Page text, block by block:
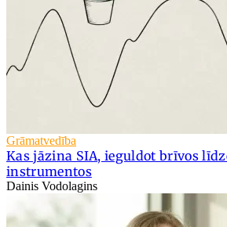
Grāmatvedība
Kas jāzina SIA, ieguldot brīvos
instrumentos
Dainis Vodolagins